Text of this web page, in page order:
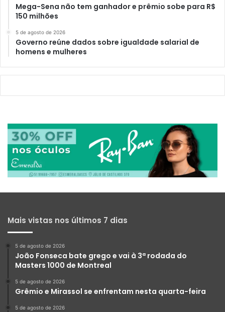
Mega-Sena não tem ganhador e prêmio sobe para R$
150 milhões
5 de agosto de 2026
Governo reúne dados sobre igualdade salarial de
homens e mulheres
Mais vistas nos últimos 7 dias
5 de agosto de 2026
João Fonseca bate grego e vai à 3ª rodada do
Masters 1000 de Montreal
5 de agosto de 2026
Grêmio e Mirassol se enfrentam nesta quarta-feira
5 de agosto de 2026